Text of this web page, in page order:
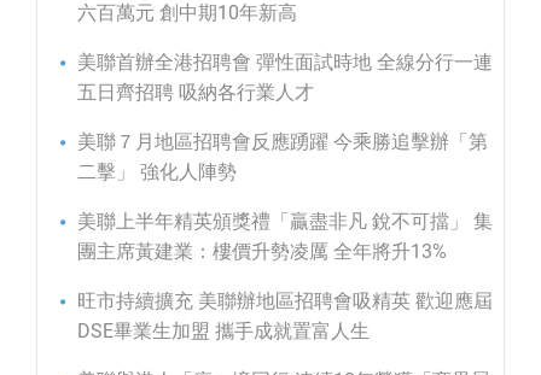
六百萬元 創中期10年新高
美聯首辦全港招聘會 彈性面試時地 全線分行一連
五日齊招聘 吸納各行業人才
美聯７月地區招聘會反應踴躍 今乘勝追擊辦「第
二擊」 強化人陣勢
美聯上半年精英頒獎禮「贏盡非凡 銳不可擋」 集
團主席黃建業：樓價升勢凌厲 全年將升13%
旺市持續擴充 美聯辦地區招聘會吸精英 歡迎應屆
DSE畢業生加盟 攜手成就置富人生